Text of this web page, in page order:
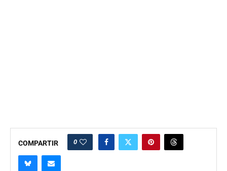
COMPARTIR 0